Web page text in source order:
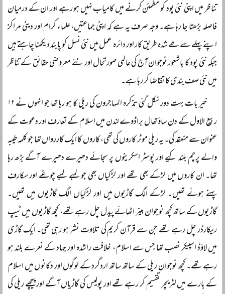
تناظر میں اپنی نئی پود کو مطمئن کرنے میں کامیاب نہیں ہو رہے اور ان کے درمیان
فاصلہ بڑھتا جا رہا ہے۔ وجہ صرف یہ ہے کہ اپنی جماعتیں، علماء کرام اور دینی مراکز
اپنے پہلے سے طے شدہ طریق کار اور دائرہ عمل میں نئی نسل کو پابند دیکھنا چاہتے ہیں
جبکہ نئی پود کا باشعور نوجوان آج کی عالمی صورتحال اور نئے معروضی حقائق کے تناظر
میں نئی صف بندی کا تقاضا کر رہا ہے۔
خیر بات بہت دور نکل گئی تذکرہ المہاجرون کی ریلی کا ہو رہا تھا جو انہوں نے ۱۲
ربیع الاول کے دن ساؤتھال براڈوے لندن میں اسلام کے تعارف اور دعوت کے
عنوان سے منعقد کی۔ یہ ریلی موٹر کاروں کی تھی، کاروں کا ایک کاررواں تھا جو کلمہ طیبہ
والے پرچم بلند کیے اور پوسٹر اسکرینوں پر سجائے دھیرے دھیرے آگے بڑھ رہا
تھا۔ ان کاروں میں لڑکے بھی تھے اور لڑکیاں بھی جو لمبے لمبے چوغے اور سکارف
پہنے ہوئے تھیں۔ لڑکے الگ گاڑیوں میں اور لڑکیاں الگ گاڑیوں میں تھیں۔
گاڑیوں کے ساتھ کچھ نوجوان بینر اٹھائے پیدل چل رہے تھے، کچھ گاڑیوں میں ٹیپ
ریکارڈر چل رہے تھے جن سے قرآن کریم کی تلاوت نشر ہو رہی تھی۔ ایک گاڑی
میں لاؤڈ اسپیکر نصب تھا جس سے اسلام، خلافت راشدہ اور جہاد کے نعرے بلند ہو
رہے تھے۔ کچھ نوجوان ریلی کے ساتھ ساتھ اردگرد کے لوگوں اور دکانوں میں اسلام
کے بارے میں لٹریچر تقسیم کر رہے تھے اور پولیس کی گاڑیاں آگے اور پیچھے ریلی کی